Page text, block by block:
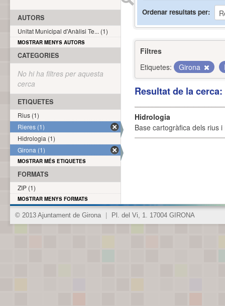
Ordenar resultats per
Filtres
Etiquetes:
Girona
Resultat de la
Hidrologia
Base cartogràfica dels rius
AUTORS
Unitat Municipal d'Anàlisi Te... (1)
MOSTRAR MENYS AUTORS
CATEGORIES
No hi ha filtres per aquesta
cerca
ETIQUETES
Rius (1)
Rieres (1)
Hidrologia (1)
Girona (1)
MOSTRAR MÉS ETIQUETES
FORMATS
ZIP (1)
MOSTRAR MENYS FORMATS
© 2013 Ajuntament de Girona Pl. del Vi, 1. 17004 GIRONA